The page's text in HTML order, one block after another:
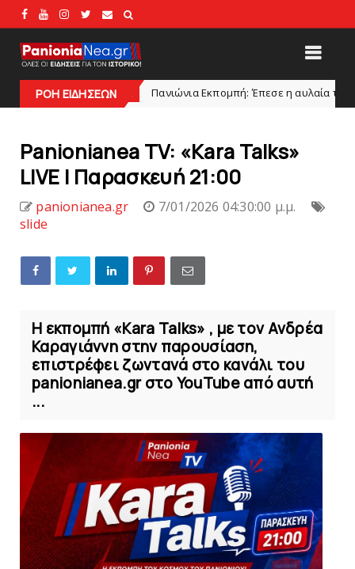
ΡΟΗ ΕΙΔΗΣΕΩΝ
slide Πανιώνια Εκπομπή: Έπεσε η αυλαία της σεζόν με όλη
Panionianea TV: «Kara Talks»
LIVE | Παρασκευή 21:00
panionianea.gr
7/01/2026 04:30:00 μ.μ.
slide
Η εκπομπή «Kara Talks» , με τον Ανδρέα
Καραγιάννη στην παρουσίαση,
επιστρέφει ζωντανά στο κανάλι του
panionianea.gr στο YouTube από αυτή
...